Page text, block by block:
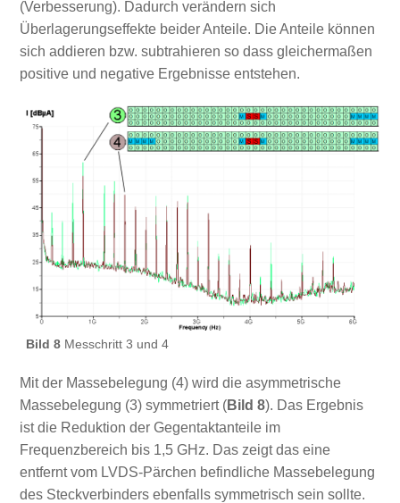
(Verbesserung). Dadurch verändern sich
Überlagerungseffekte beider Anteile. Die Anteile können
sich addieren bzw. subtrahieren so dass gleichermaßen
positive und negative Ergebnisse entstehen.
Bild 8Messchritt 3 und 4
Mit der Massebelegung (4) wird die asymmetrische
Massebelegung (3) symmetriert (Bild 8). Das Ergebnis
ist die Reduktion der Gegentaktanteile im
Frequenzbereich bis 1,5 GHz. Das zeigt das eine
entfernt vom LVDS-Pärchen befindliche Massebelegung
des Steckverbinders ebenfalls symmetrisch sein sollte.